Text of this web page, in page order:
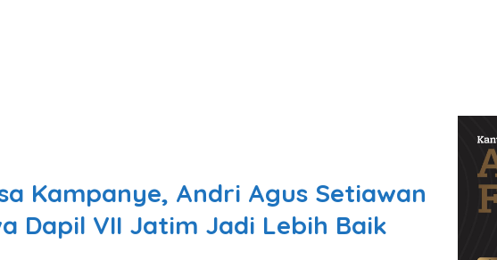
Kampanye, Andri Agus Setiawan
Dapil VII Jatim Jadi Lebih Baik